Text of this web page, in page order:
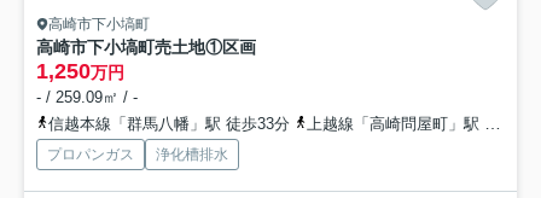
高崎市下小塙町
高崎市下小塙町売土地①区画
1,250万円
- / 259.09㎡ / -
信越本線「群馬八幡」駅 徒歩33分
上越線「高崎問屋町」駅 徒歩56分
プロパンガス 浄化槽排水